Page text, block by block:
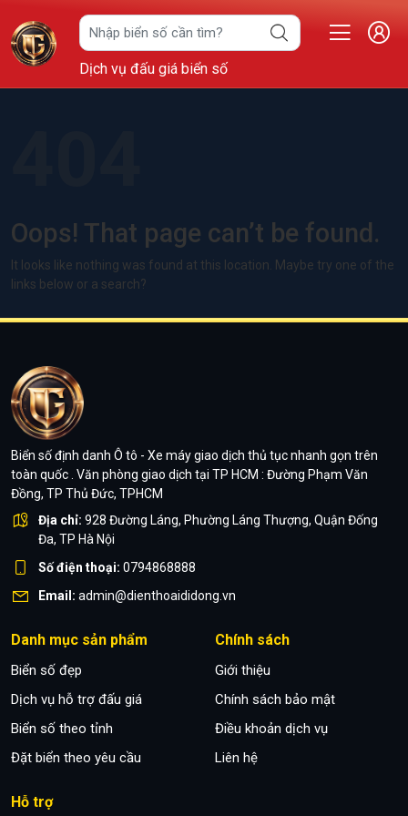
Dịch vụ đấu giá biển số
Oops! That page can’t be found.
It looks like nothing was found at this location. Maybe try one of the
links below or a search?
Biển số định danh Ô tô - Xe máy giao dịch thủ tục nhanh gọn trên
toàn quốc . Văn phòng giao dịch tại TP HCM : Đường Phạm Văn
Đồng, TP Thủ Đức, TPHCM
Địa chỉ: 928 Đường Láng, Phường Láng Thượng, Quận Đống
Đa, TP Hà Nội
Số điện thoại: 0794868888
Email: admin@dienthoaididong.vn
Danh mục sản phẩm
Biển số đẹp
Dịch vụ hỗ trợ đấu giá
Biển số theo tỉnh
Đặt biển theo yêu cầu
Chính sách
Giới thiệu
Chính sách bảo mật
Điều khoản dịch vụ
Liên hệ
Hỗ trợ